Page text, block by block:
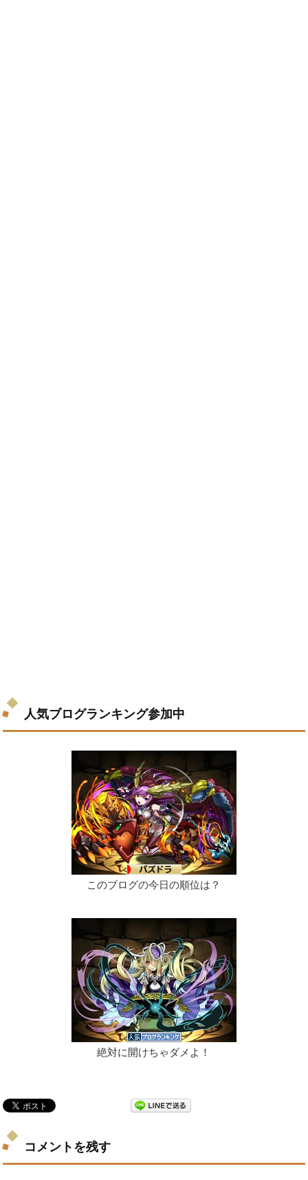
人気ブログランキング参加中
このブログの今日の順位は？
絶対に開けちゃダメよ！
コメントを残す